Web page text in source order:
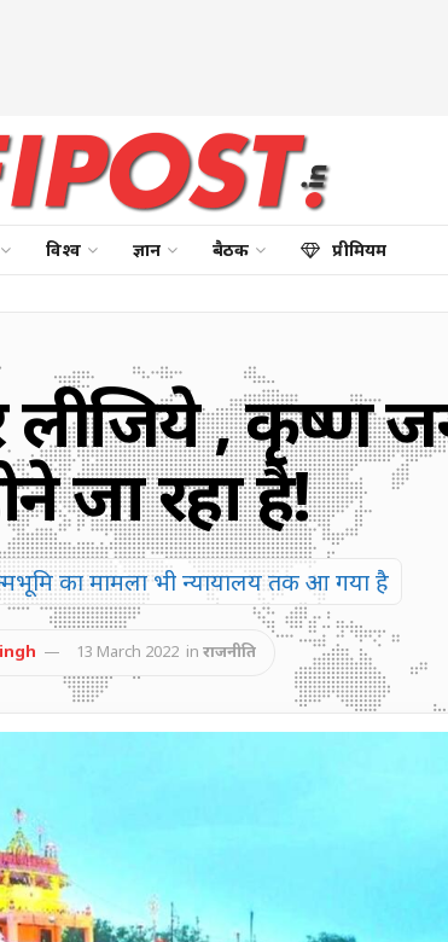
विश्व ज्ञान बैठक प्रीमियम
, कृष्ण
जा रहा है!
जन्मभूमि का मामला भी न्यायालय तक आ गया है
13 March 2022 in राजनीति